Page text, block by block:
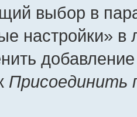
выбор в
настройки»
Присоединить